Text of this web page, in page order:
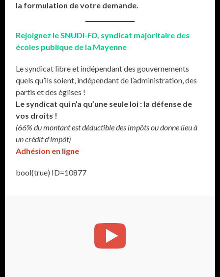
la formulation de votre demande.
Rejoignez le SNUDI-FO, syndicat majoritaire des
écoles publique de la Mayenne
Le syndicat libre et indépendant des gouvernements
quels qu’ils soient, indépendant de l’administration, des
partis et des églises !
Le syndicat qui n’a qu’une seule loi : la défense de
vos droits !
(66% du montant est déductible des impôts ou donne lieu à
un crédit d’impôt)
Adhésion en ligne
bool(true) ID=10877